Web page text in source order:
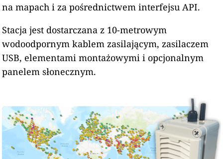
na mapach i za pośrednictwem interfejsu API.
Stacja jest dostarczana z 10-metrowym
wodoodpornym kablem zasilającym, zasilaczem
USB, elementami montażowymi i opcjonalnym
panelem słonecznym.